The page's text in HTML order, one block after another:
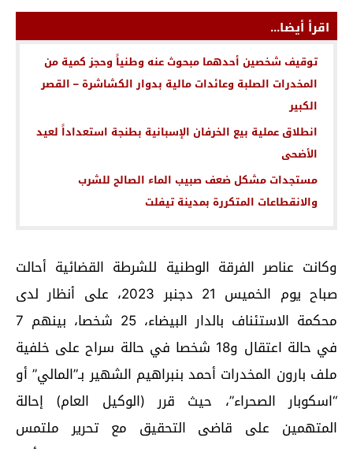
اقرأ أيضا...
توقيف شخصين أحدهما مبحوث عنه وطنياً وحجز كمية من
المخدرات الصلبة وعائدات مالية بدوار الكشاشرة – القصر
الكبير
انطلاق عملية بيع الخرفان الإسبانية بطنجة استعداداً لعيد
الأضحى
مستجدات مشكل ضعف صبيب الماء الصالح للشرب
والانقطاعات المتكررة بمدينة تيفلت
وكانت عناصر الفرقة الوطنية للشرطة القضائية أحالت
صباح يوم الخميس 21 دجنبر 2023، على أنظار لدى
محكمة الاستئناف بالدار البيضاء، 25 شخصا، بينهم 7
في حالة اعتقال و18 شخصا في حالة سراح على خلفية
ملف بارون المخدرات أحمد بنبراهيم الشهير بـ”المالي” أو
“اسكوبار الصحراء”، حيث قرر (الوكيل العام) إحالة
المتهمين على قاضى التحقيق مع تحرير ملتمس